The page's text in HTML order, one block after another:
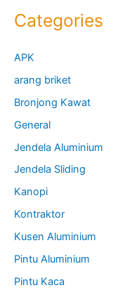
Categories
APK
arang briket
Bronjong Kawat
General
Jendela Aluminium
Jendela Sliding
Kanopi
Kontraktor
Kusen Aluminium
Pintu Aluminium
Pintu Kaca